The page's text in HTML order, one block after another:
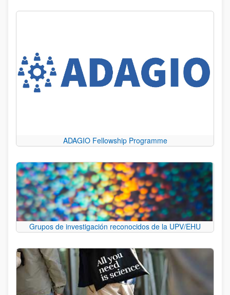
ADAGIO Fellowship Programme
Grupos de investigación reconocidos de la UPV/EHU